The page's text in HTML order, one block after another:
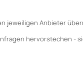
jeweiligen Anbieter
hervorstechen -